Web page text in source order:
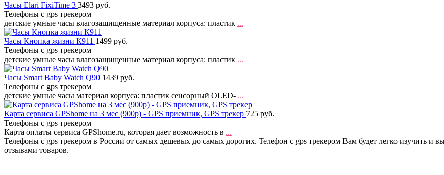
Часы Elari FixiTime 3 3493 руб.
Телефоны с gps трекером
детские умные часы влагозащищенные материал корпуса: пластик ...
Часы Кнопка жизни К911 1499 руб.
Телефоны с gps трекером
детские умные часы влагозащищенные материал корпуса: пластик ...
Часы Smart Baby Watch Q90 1439 руб.
Телефоны с gps трекером
детские умные часы материал корпуса: пластик сенсорный OLED- ...
Карта сервиса GPShome на 3 мес (900р) - GPS приемник, GPS трекер 725 руб.
Телефоны с gps трекером
Карта оплаты сервиса GPShome.ru, которая дает возможность в ...
Телефоны с gps трекером в России от самых дешевых до самых дорогих. Телефон с gps трекером Вам будет легко изучить и
отзывами товаров.